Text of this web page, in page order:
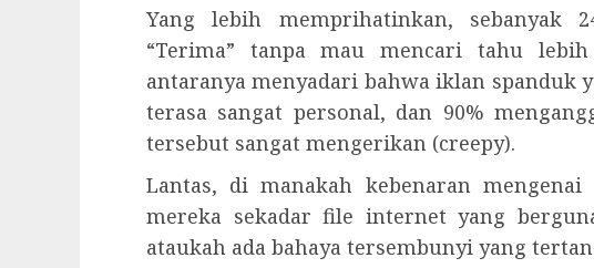
Yang lebih memprihatinkan, sebanyak
“Terima” tanpa mau mencari tahu
antaranya menyadari bahwa iklan spanduk
terasa sangat personal, dan 90%
tersebut sangat mengerikan (creepy).
Lantas, di manakah kebenaran
mereka sekadar file internet yang
ataukah ada bahaya tersembunyi yang